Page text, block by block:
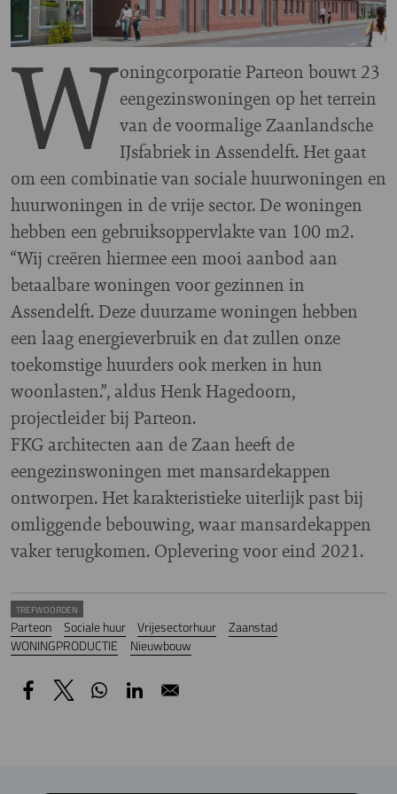
Woningcorporatie Parteon bouwt 23
eengezinswoningen op het terrein
van de voormalige Zaanlandsche
IJsfabriek in Assendelft. Het gaat
om een combinatie van sociale huurwoningen en
huurwoningen in de vrije sector. De woningen
hebben een gebruiksoppervlakte van 100 m2.
“Wij creëren hiermee een mooi aanbod aan
betaalbare woningen voor gezinnen in
Assendelft. Deze duurzame woningen hebben
een laag energieverbruik en dat zullen onze
toekomstige huurders ook merken in hun
woonlasten.”, aldus Henk Hagedoorn,
projectleider bij Parteon.
FKG architecten aan de Zaan heeft de
eengezinswoningen met mansardekappen
ontworpen. Het karakteristieke uiterlijk past bij
omliggende bebouwing, waar mansardekappen
vaker terugkomen. Oplevering voor eind 2021.
TREFWOORDEN
Parteon Sociale huur Vrijesectorhuur
Zaanstad
WONINGPRODUCTIE
Nieuwbouw